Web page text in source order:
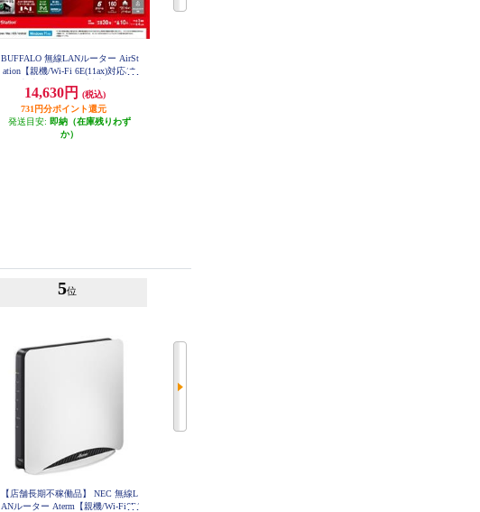
BUFFALO 無線LANルーター AirSt
ation【親機/Wi-Fi 6E(11ax)対応/ネ
ーター/ホワイト】 WSR-5400AX6
P-WH
14,630円
(税込)
731円分ポイント還元
発送目安: 即納（在庫残りわず
か）
5位
【店舗長期不稼働品】 NEC 無線L
ANルーター Aterm【親機/Wi-Fi6E/